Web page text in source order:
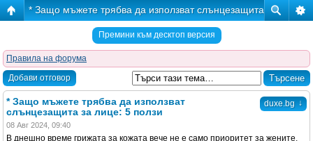
* Защо мъжете трябва да използват слънцезащита за лице:
Премини към десктоп версия
Правила на форума
Добави отговор
duxe.bg ↓
* Защо мъжете трябва да използват
слънцезащита за лице: 5 ползи
08 Авг 2024, 09:40
В днешно време грижата за кожата вече не е само приоритет за жените.